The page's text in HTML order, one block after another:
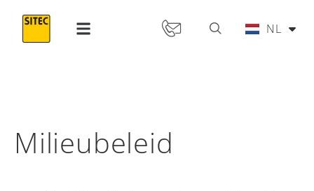
NL
PT
Milieubeleid